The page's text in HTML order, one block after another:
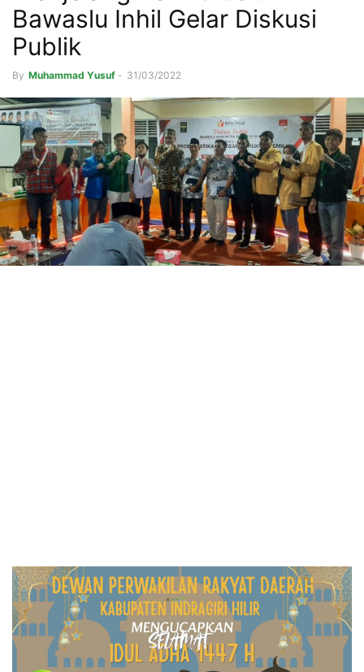
Bawaslu Inhil Gelar Diskusi
Publik
By Muhammad Yusuf - 31/03/2022